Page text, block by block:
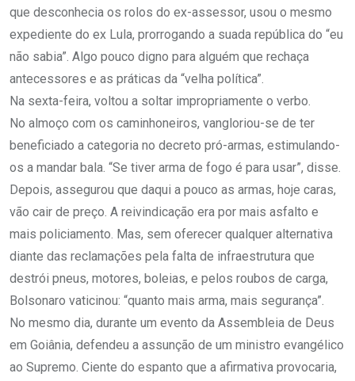
que desconhecia os rolos do ex-assessor, usou o mesmo
expediente do ex Lula, prorrogando a suada república do “eu
não sabia”. Algo pouco digno para alguém que rechaça
antecessores e as práticas da “velha política”.
Na sexta-feira, voltou a soltar impropriamente o verbo.
No almoço com os caminhoneiros, vangloriou-se de ter
beneficiado a categoria no decreto pró-armas, estimulando-
os a mandar bala. “Se tiver arma de fogo é para usar”, disse.
Depois, assegurou que daqui a pouco as armas, hoje caras,
vão cair de preço. A reivindicação era por mais asfalto e
mais policiamento. Mas, sem oferecer qualquer alternativa
diante das reclamações pela falta de infraestrutura que
destrói pneus, motores, boleias, e pelos roubos de carga,
Bolsonaro vaticinou: “quanto mais arma, mais segurança”.
No mesmo dia, durante um evento da Assembleia de Deus
em Goiânia, defendeu a assunção de um ministro evangélico
ao Supremo. Ciente do espanto que a afirmativa provocaria,